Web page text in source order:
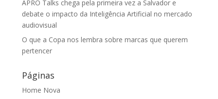
APRO Talks chega pela primeira vez a Salvador e
debate o impacto da Inteligência Artificial no mercado
audiovisual
O que a Copa nos lembra sobre marcas que querem
pertencer
Páginas
Home Nova